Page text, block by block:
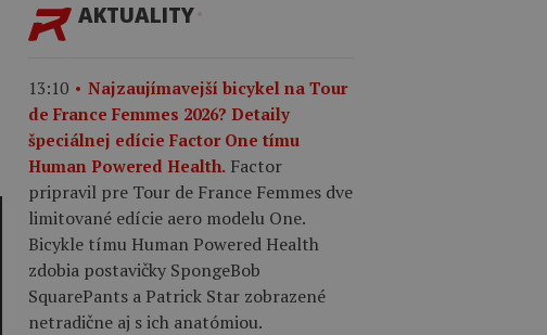
AKTUALITY
13:10
Najzaujímavejší bicykel na Tour
de France Femmes 2026? Detaily
špeciálnej edície Factor One tímu
Human Powered Health. Factor
pripravil pre Tour de France Femmes dve
limitované edície aero modelu One.
Bicykle tímu Human Powered Health
zdobia postavičky SpongeBob
SquarePants a Patrick Star zobrazené
netradične aj s ich anatómiou.